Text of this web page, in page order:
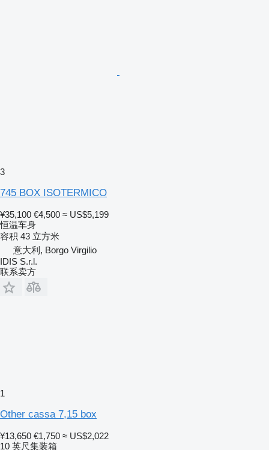
3
745 BOX ISOTERMICO
¥35,100 €4,500 ≈ US$5,199
恒温车身
容积 43 立方米
意大利, Borgo Virgilio
IDIS S.r.l.
联系卖方
1
Other cassa 7,15 box
¥13,650 €1,750 ≈ US$2,022
10 英尺集装箱